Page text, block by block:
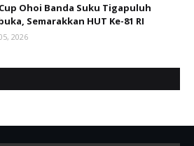
Ohoi Banda Suku Tigapuluh
Semarakkan HUT Ke-81 RI
2026